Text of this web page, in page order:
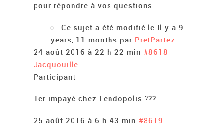
pour répondre à vos questions.
Ce sujet a été modifié le Il y a 9
years, 11 months par PretPartez.
24 août 2016 à 22 h 22 min #8618
Jacquouille
Participant
1er impayé chez Lendopolis ???
25 août 2016 à 6 h 43 min #8619